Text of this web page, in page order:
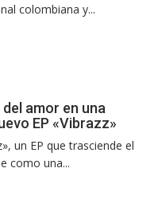
colombiana y...
amor en una
EP «Vibrazz»
un EP que trasciende el
como una...